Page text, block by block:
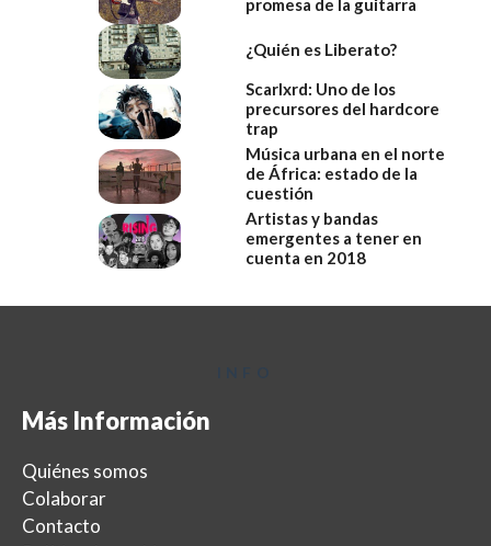
promesa de la guitarra
¿Quién es Liberato?
Scarlxrd: Uno de los
precursores del hardcore
trap
Música urbana en el norte
de África: estado de la
cuestión
Artistas y bandas
emergentes a tener en
cuenta en 2018
Más Información
Quiénes somos
Colaborar
Contacto